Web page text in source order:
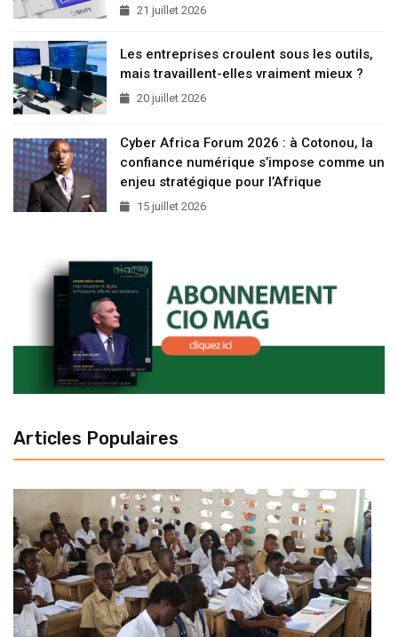
21 juillet 2026
Les entreprises croulent sous les outils,
mais travaillent-elles vraiment mieux ?
20 juillet 2026
Cyber Africa Forum 2026 : à Cotonou, la
confiance numérique s’impose comme un
enjeu stratégique pour l’Afrique
15 juillet 2026
Articles Populaires